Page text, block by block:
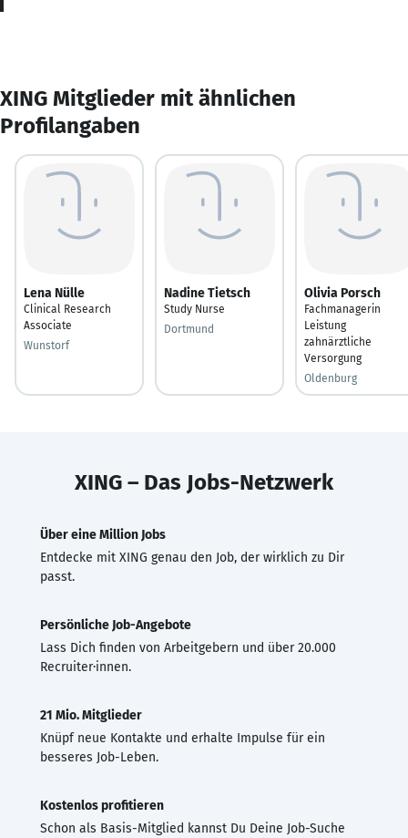
XING Mitglieder mit ähnlichen
Profilangaben
Lena Nülle
Clinical Research
Associate
Wunstorf
Nadine Tietsch
Study Nurse
Dortmund
Olivia Porsch
Fachmanagerin
Leistung
zahnärztliche
Versorgung
Oldenburg
XING – Das Jobs-Netzwerk
Über eine Million Jobs
Entdecke mit XING genau den Job, der wirklich zu Dir
passt.
Persönliche Job-Angebote
Lass Dich finden von Arbeitgebern und über 20.000
Recruiter·innen.
21 Mio. Mitglieder
Knüpf neue Kontakte und erhalte Impulse für ein
besseres Job-Leben.
Kostenlos profitieren
Schon als Basis-Mitglied kannst Du Deine Job-Suche